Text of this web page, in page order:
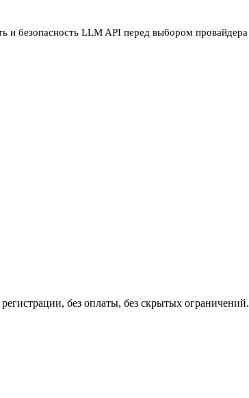
и безопасность LLM API перед выбором провайдера
без оплаты, без скрытых ограничений.